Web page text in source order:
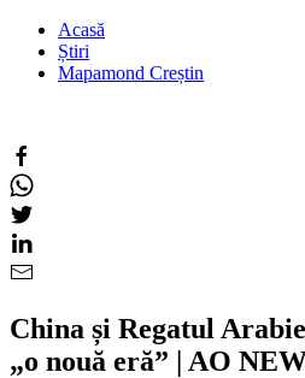
Acasă
Știri
Mapamond Creștin
China și Regatul
„o nouă eră” | AO